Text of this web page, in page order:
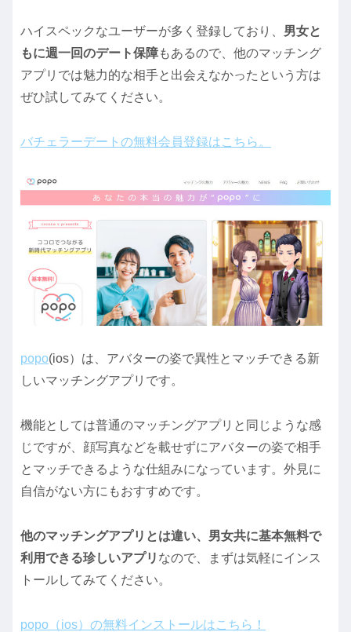
ハイスペックなユーザーが多く登録しており、 男女と
もに週一回のデート保障もあるので、他のマッチング
アプリでは魅力的な相手と出会えなかったという方は
ぜひ試してみてください。
バチェラーデートの無料会員登録はこちら。
popo(ios）は、アバターの姿で異性とマッチできる新
しいマッチングアプリです。
機能としては普通のマッチングアプリと同じような感
じですが、顔写真などを載せずにアバターの姿で相手
とマッチできるような仕組みになっています。外見に
自信がない方にもおすすめです。
他のマッチングアプリとは違い、男女共に基本無料で
利用できる珍しいアプリ なので、まずは気軽にインス
トールしてみてください。
popo（ios）の無料インストールはこちら！